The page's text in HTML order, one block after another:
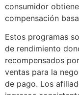
consumidor
compensación
Estos programas
de rendimiento
recompensados
ventas para la
de pago. Los